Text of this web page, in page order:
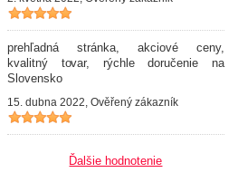
prehľadná stránka, akciové ceny,
kvalitný tovar, rýchle doručenie na
Slovensko
15. dubna 2022, Ověřený zákazník
Ďalšie hodnotenie